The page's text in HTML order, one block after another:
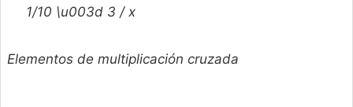
1/10 \u003d 3 /x
Elementos de multiplicación cruzada